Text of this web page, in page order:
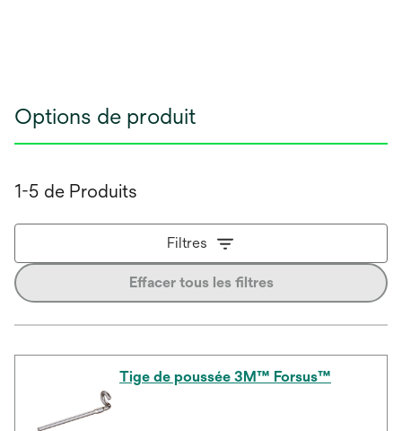
Options de produit
1-5 de Produits
Filtres
Effacer tous les filtres
Tige de poussée 3M™ Forsus™